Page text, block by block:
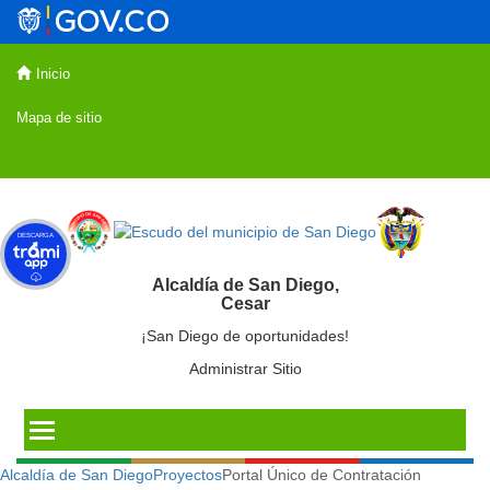
Inicio
Mapa de sitio
Alcaldía de San Diego,
Cesar
¡San Diego de oportunidades!
Administrar Sitio
Alcaldía de San DiegoProyectosPortal Único de Contratación
DESCARGA